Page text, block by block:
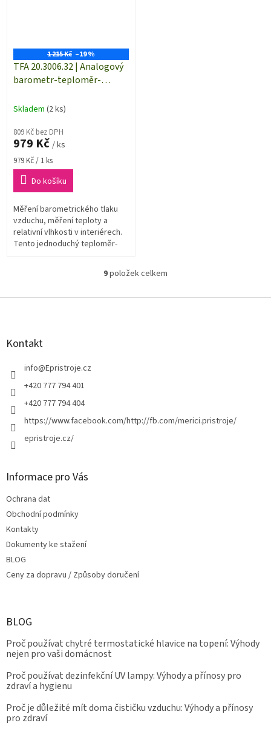
1 215 Kč –19 %
TFA 20.3006.32 | Analogový
barometr-teploměr-
Skladem (2 ks)
809 Kč bez DPH
979 Kč / ks
Měrná
cena:
979 Kč / 1 ks
Do košíku
Měření barometrického tlaku
vzduchu, měření teploty a
relativní vlhkosti v interiérech.
Tento jednoduchý teploměr-
ve stříbrné nebo zlaté barvě....
O
l
y
v
9položek celkem
Z
Kontakt
info@Epristroje.cz
+420 777 794 401
+420 777 794 404
https://www.facebook.com/http://fb.com/merici.pristroje/
epristroje.cz/
Informace pro Vás
Ochrana dat
Obchodní podmínky
Kontakty
Dokumenty ke stažení
BLOG
Ceny za dopravu / Způsoby doručení
BLOG
Proč používat chytré termostatické hlavice na topení: Výhody
nejen pro vaši domácnost
Proč používat dezinfekční UV lampy: Výhody a přínosy pro
zdraví a hygienu
Proč je důležité mít doma čističku vzduchu: Výhody a přínosy
pro zdraví